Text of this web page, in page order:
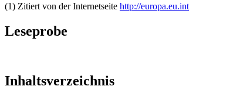
(1) Zitiert von der Internetseite http://europa.eu.int
Leseprobe
Inhaltsverzeichnis